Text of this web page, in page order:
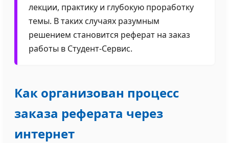
лекции, практику и глубокую проработку
темы. В таких случаях разумным
решением становится реферат на заказ
работы в Студент-Сервис.
Как организован процесс
заказа реферата через
интернет